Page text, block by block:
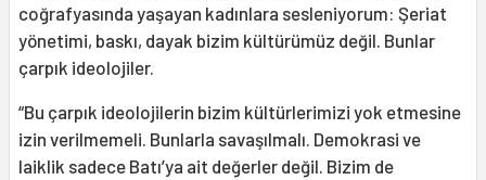
coğrafyasında yaşayan kadınlara sesleniyorum: Şeriat
yönetimi, baskı, dayak bizim kültürümüz değil. Bunlar
çarpık ideolojiler.
“Bu çarpık ideolojilerin bizim kültürlerimizi yok etmesine
izin verilmemeli. Bunlarla savaşılmalı. Demokrasi ve
laiklik sadece Batı’ya ait değerler değil. Bizim de